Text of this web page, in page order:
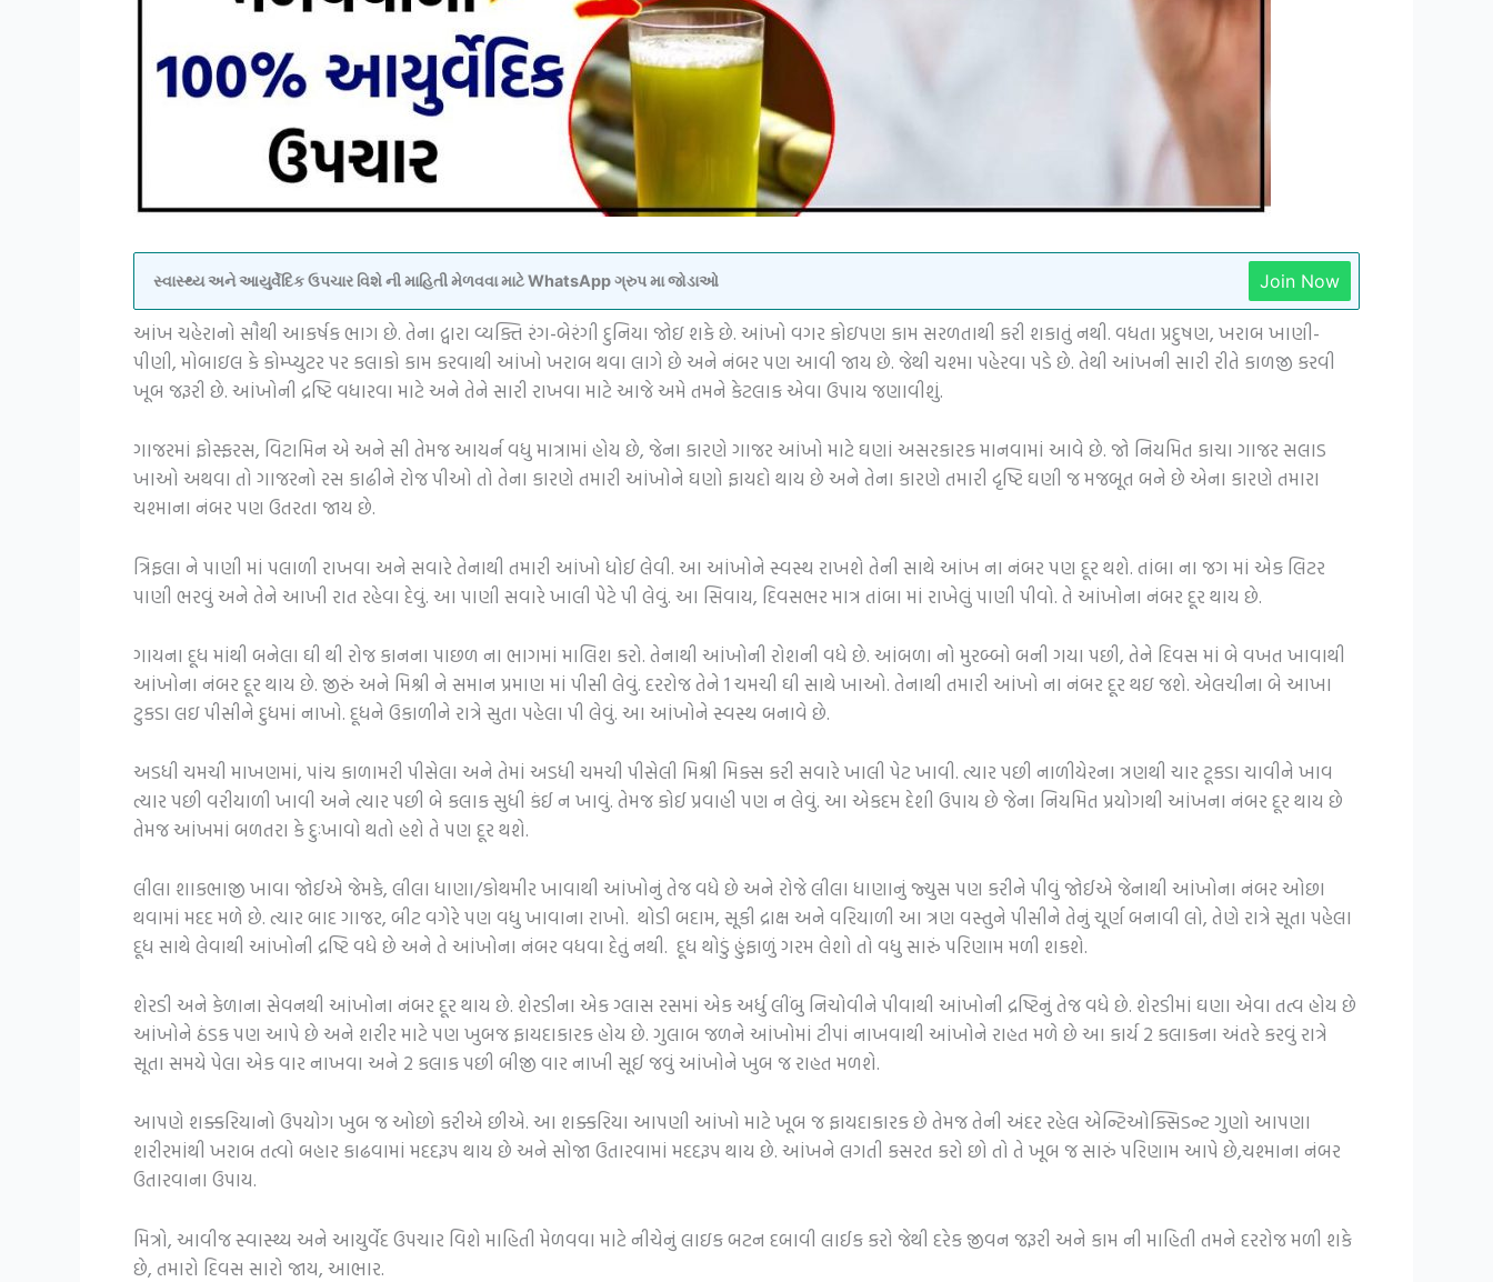
સ્વાસ્થ્ય અને આયુર્વેદિક ઉપચાર વિશે ની માહિતી મેળવવા માટે WhatsApp ગ્રુપ મા જોડાઓ Join Now
આંખ ચહેરાનો સૌથી આકર્ષક ભાગ છે. તેના દ્વારા વ્યક્તિ રંગ-બેરંગી દુનિયા જોઇ શકે છે. આંખો વગર કોઇપણ કામ સરળતાથી કરી શકાતું નથી. વધતા પ્રદુષણ, ખરાબ ખાણી-
પીણી, મોબાઇલ કે કોમ્પ્યુટર પર કલાકો કામ કરવાથી આંખો ખરાબ થવા લાગે છે અને નંબર પણ આવી જાય છે. જેથી ચશ્મા પહેરવા પડે છે. તેથી આંખની સારી રીતે કાળજી કરવી
ખૂબ જરૂરી છે. આંખોની દ્રષ્ટિ વધારવા માટે અને તેને સારી રાખવા માટે આજે અમે તમને કેટલાક એવા ઉપાય જણાવીશું.
ગાજરમાં ફોસ્ફરસ, વિટામિન એ અને સી તેમજ આયર્ન વધુ માત્રામાં હોય છે, જેના કારણે ગાજર આંખો માટે ઘણાં અસરકારક માનવામાં આવે છે. જો નિયમિત કાચા ગાજર સલાડ
ખાઓ અથવા તો ગાજરનો રસ કાઢીને રોજ પીઓ તો તેના કારણે તમારી આંખોને ઘણો ફાયદો થાય છે અને તેના કારણે તમારી દૃષ્ટિ ઘણી જ મજબૂત બને છે એના કારણે તમારા
ચશ્માના નંબર પણ ઉતરતા જાય છે.
ત્રિફલા ને પાણી માં પલાળી રાખવા અને સવારે તેનાથી તમારી આંખો ધોઈ લેવી. આ આંખોને સ્વસ્થ રાખશે તેની સાથે આંખ ના નંબર પણ દૂર થશે. તાંબા ના જગ માં એક લિટર
પાણી ભરવું અને તેને આખી રાત રહેવા દેવું. આ પાણી સવારે ખાલી પેટે પી લેવું. આ સિવાય, દિવસભર માત્ર તાંબા માં રાખેલું પાણી પીવો. તે આંખોના નંબર દૂર થાય છે.
ગાયના દૂધ માંથી બનેલા ઘી થી રોજ કાનના પાછળ ના ભાગમાં માલિશ કરો. તેનાથી આંખોની રોશની વધે છે. આંબળા નો મુરબ્બો બની ગયા પછી, તેને દિવસ માં બે વખત ખાવાથી
આંખોના નંબર દૂર થાય છે. જીરું અને મિશ્રી ને સમાન પ્રમાણ માં પીસી લેવું. દરરોજ તેને 1 ચમચી ઘી સાથે ખાઓ. તેનાથી તમારી આંખો ના નંબર દૂર થઇ જશે. એલચીના બે આખા
ટુકડા લઇ પીસીને દુધમાં નાખો. દૂધને ઉકાળીને રાત્રે સુતા પહેલા પી લેવું. આ આંખોને સ્વસ્થ બનાવે છે.
અડધી ચમચી માખણમાં, પાંચ કાળામરી પીસેલા અને તેમાં અડધી ચમચી પીસેલી મિશ્રી મિક્સ કરી સવારે ખાલી પેટ ખાવી. ત્યાર પછી નાળીયેરના ત્રણથી ચાર ટૂકડા ચાવીને ખાવ
ત્યાર પછી વરીયાળી ખાવી અને ત્યાર પછી બે કલાક સુધી કંઈ ન ખાવું. તેમજ કોઈ પ્રવાહી પણ ન લેવું. આ એકદમ દેશી ઉપાય છે જેના નિયમિત પ્રયોગથી આંખના નંબર દૂર થાય છે
તેમજ આંખમાં બળતરા કે દુઃખાવો થતો હશે તે પણ દૂર થશે.
લીલા શાકભાજી ખાવા જોઈએ જેમકે, લીલા ધાણા/કોથમીર ખાવાથી આંખોનું તેજ વધે છે અને રોજે લીલા ધાણાનું જ્યુસ પણ કરીને પીવું જોઈએ જેનાથી આંખોના નંબર ઓછા
થવામાં મદદ મળે છે. ત્યાર બાદ ગાજર, બીટ વગેરે પણ વધુ ખાવાના રાખો. થોડી બદામ, સૂકી દ્રાક્ષ અને વરિયાળી આ ત્રણ વસ્તુને પીસીને તેનું ચૂર્ણ બનાવી લો, તેણે રાત્રે સૂતા પહેલા
દૂધ સાથે લેવાથી આંખોની દ્રષ્ટિ વધે છે અને તે આંખોના નંબર વધવા દેતું નથી. દૂધ થોડું હુંફાળું ગરમ લેશો તો વધુ સારું પરિણામ મળી શકશે.
શેરડી અને કેળાના સેવનથી આંખોના નંબર દૂર થાય છે. શેરડીના એક ગ્લાસ રસમાં એક અર્ધુ લીંબુ નિચોવીને પીવાથી આંખોની દ્રષ્ટિનું તેજ વધે છે. શેરડીમાં ઘણા એવા તત્વ હોય છે
આંખોને ઠંડક પણ આપે છે અને શરીર માટે પણ ખુબજ ફાયદાકારક હોય છે. ગુલાબ જળને આંખોમાં ટીપાં નાખવાથી આંખોને રાહત મળે છે આ કાર્ય 2 કલાકના અંતરે કરવું રાત્રે
સૂતા સમયે પેલા એક વાર નાખવા અને 2 કલાક પછી બીજી વાર નાખી સૂઈ જવું આંખોને ખુબ જ રાહત મળશે.
આપણે શક્કરિયાનો ઉપયોગ ખુબ જ ઓછો કરીએ છીએ. આ શક્કરિયા આપણી આંખો માટે ખૂબ જ ફાયદાકારક છે તેમજ તેની અંદર રહેલ એન્ટિઓક્સિડન્ટ ગુણો આપણા
શરીરમાંથી ખરાબ તત્વો બહાર કાઢવામાં મદદરૂપ થાય છે અને સોજા ઉતારવામાં મદદરૂપ થાય છે. આંખને લગતી કસરત કરો છો તો તે ખૂબ જ સારું પરિણામ આપે છે,ચશ્માના નંબર
ઉતારવાના ઉપાય.
મિત્રો, આવીજ સ્વાસ્થ્ય અને આયુર્વેદ ઉપચાર વિશે માહિતી મેળવવા માટે નીચેનું લાઇક બટન દબાવી લાઈક કરો જેથી દરેક જીવન જરૂરી અને કામ ની માહિતી તમને દરરોજ મળી શકે
છે, તમારો દિવસ સારો જાય, આભાર.